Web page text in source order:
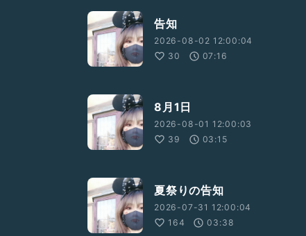
告知
2026-08-02 12:00:04
30
07:16
8月1日
2026-08-01 12:00:03
39
03:15
夏祭りの告知
2026-07-31 12:00:04
164
03:38